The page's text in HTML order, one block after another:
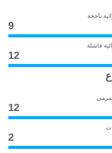
ناجحة
9
فاشلة
12
12
2